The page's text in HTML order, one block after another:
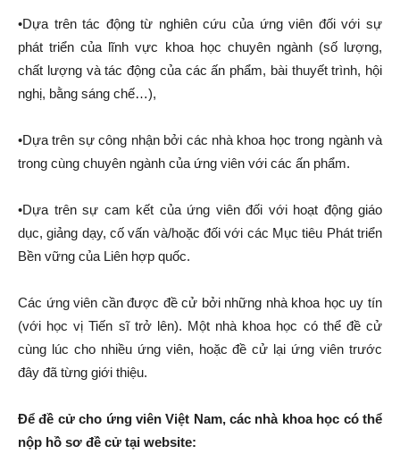
•Dựa trên tác động từ nghiên cứu của ứng viên đối với sự
phát triển của lĩnh vực khoa học chuyên ngành (số lượng,
chất lượng và tác động của các ấn phẩm, bài thuyết trình, hội
nghị, bằng sáng chế…),
•Dựa trên sự công nhận bởi các nhà khoa học trong ngành và
trong cùng chuyên ngành của ứng viên với các ấn phẩm.
•Dựa trên sự cam kết của ứng viên đối với hoạt động giáo
dục, giảng dạy, cố vấn và/hoặc đối với các Mục tiêu Phát triển
Bền vững của Liên hợp quốc.
Các ứng viên cần được đề cử bởi những nhà khoa học uy tín
(với học vị Tiến sĩ trở lên). Một nhà khoa học có thể đề cử
cùng lúc cho nhiều ứng viên, hoặc đề cử lại ứng viên trước
đây đã từng giới thiệu.
Để đề cử cho ứng viên Việt Nam, các nhà khoa học có thể
nộp hồ sơ đề cử tại website: